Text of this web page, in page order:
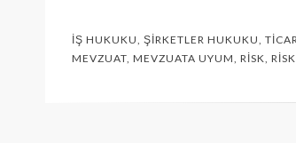
İŞ HUKUKU, ŞIRKETLER HUKUKU,
MEVZUAT, MEVZUATA UYUM, RISK,